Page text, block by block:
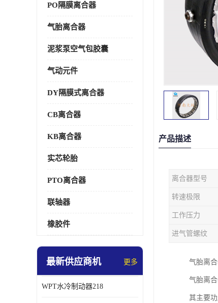
PO隔膜离合器
气胎离合器
泥浆泵空气包胶囊
气动元件
DY隔膜式离合器
CB离合器
KB离合器
实芯轮胎
PTO离合器
联轴器
橡胶件
最新供应商机 更多
WPT水冷制动器218
产品描述
离合器型号
转速极限
工作压力
进气管螺纹
气胎离
气胎离
其主要功